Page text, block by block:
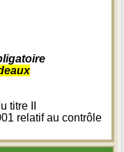
titre II
relatif au contrôle